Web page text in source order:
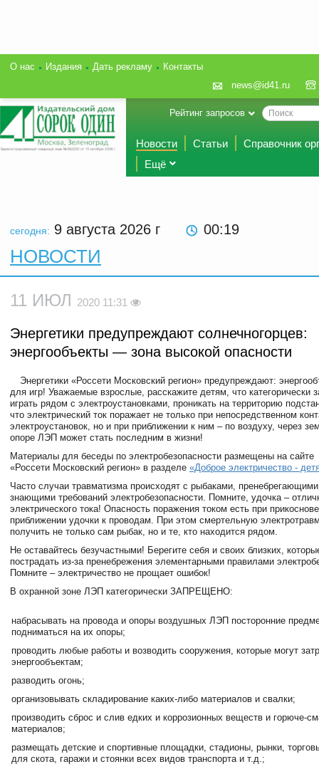
О нас Издания Дать рекламу
Контакты
news@id41.ru
Рейтинг запросов
Новости Статьи
Справочник
Ещё
сегодня: 9 августа 2026 г 00:19
НОВОСТИ
11 ИЮЛ 2020 11:31
Энергетики предупреждают солнечногорцев:
энергообъекты — зона высокой опасности
Энергетики «Россети Московский регион» предупреждают:
для игр! Уважаемые взрослые, расскажите детям, что категорически
играть рядом с электроустановками, проникать на территорию
что электрический ток поражает не только при непосредственном
электроустановок, но и при приближении к ним – по воздуху, через
опоре ЛЭП может стать последним в жизни!
Материалы для беседы по электробезопасности размещены на сайте
«Россети Московский регион» в разделе «Доброе электричество -
Часто случаи травматизма происходят с рыбаками,
знающими требований электробезопасности. Помните, удочка –
электрического тока! Опасность поражения током есть при
приближении удочки к проводам. При этом смертельную
получить не только сам рыбак, но и те, кто находится рядом.
Не оставайтесь безучастными! Берегите себя и своих близких,
пострадать из-за пренебрежения элементарными правилами
Помните – электричество не прощает ошибок!
В охранной зоне ЛЭП категорически ЗАПРЕЩЕНО:
набрасывать на провода и опоры воздушных ЛЭП посторонние
подниматься на их опоры;
проводить любые работы и возводить сооружения, которые могут
энергообъектам;
разводить огонь;
организовывать складирование каких-либо материалов и свалки;
производить сброс и слив едких и коррозионных веществ и горюче-
материалов;
размещать детские и спортивные площадки, стадионы, рынки,
для скота, гаражи и стоянки всех видов транспорта и т.д.;